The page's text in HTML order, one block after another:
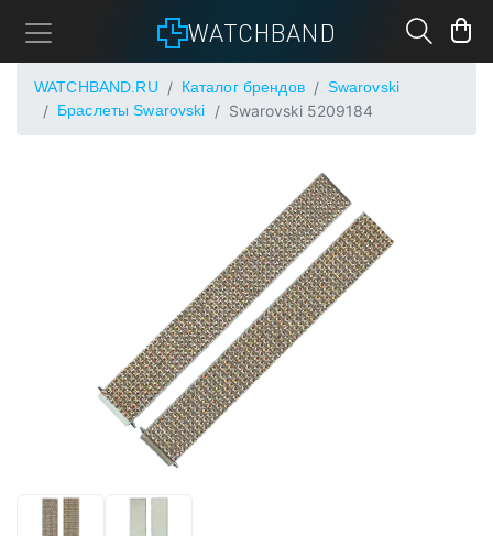
WATCHBAND
WATCHBAND.RU Каталог брендов
Swarovski
Браслеты Swarovski
Swarovski 5209184